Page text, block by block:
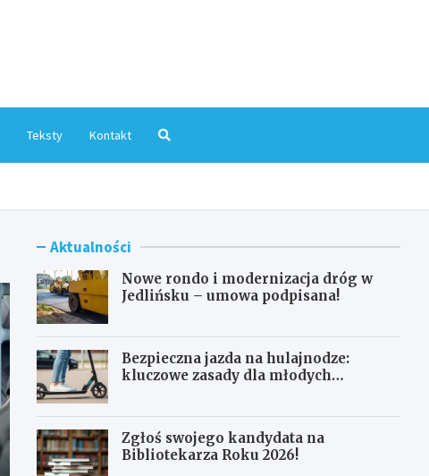
Teksty Kontakt
Aktualności
Nowe rondo i modernizacja dróg w
Jedlińsku – umowa podpisana!
Bezpieczna jazda na hulajnodze:
kluczowe zasady dla młodych
Zgłoś swojego kandydata na
Bibliotekarza Roku 2026!